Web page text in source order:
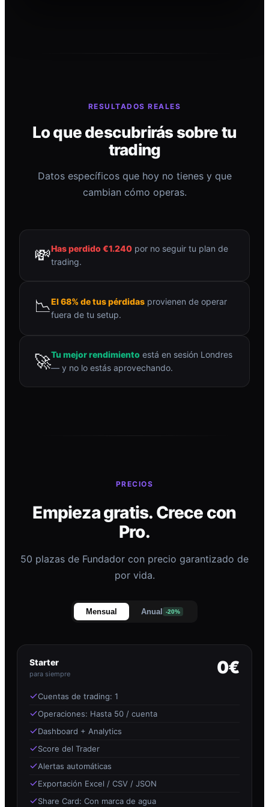
RESULTADOS REALES
Lo que descubrirás sobre tu
trading
Datos específicos que hoy no tienes y que
cambian cómo operas.
💸Has perdido €1.240 por no seguir tu plan de
trading.
📉El 68% de tus pérdidas provienen de operar
fuera de tu setup.
🚀Tu mejor rendimiento está en sesión Londres
— y no lo estás aprovechando.
PRECIOS
Empieza gratis. Crece con
Pro.
50 plazas de Fundador con precio garantizado de
por vida.
Mensual Anual -20%
Starter
para siempre 0€
Cuentas de trading: 1
Operaciones: Hasta 50 / cuenta
Dashboard + Analytics
Score del Trader
Alertas automáticas
Exportación Excel / CSV / JSON
Share Card: Con marca de agua